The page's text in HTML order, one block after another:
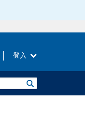
登入